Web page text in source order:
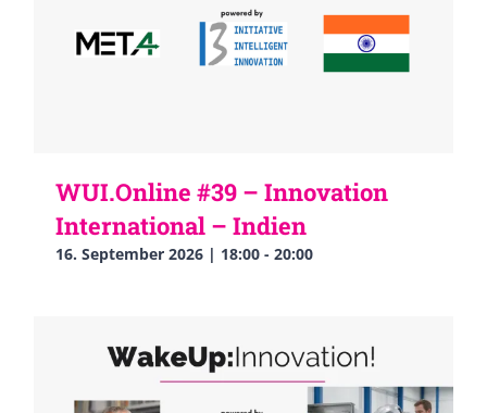
WUI.Online #39 – Innovation
International – Indien
16. September 2026 | 18:00 - 20:00